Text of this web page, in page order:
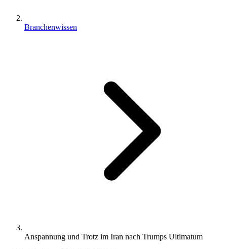
Branchenwissen
Anspannung und Trotz im Iran nach Trumps Ultimatum